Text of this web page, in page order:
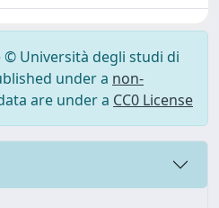
Università degli studi di
under a non-
are under a CC0 License